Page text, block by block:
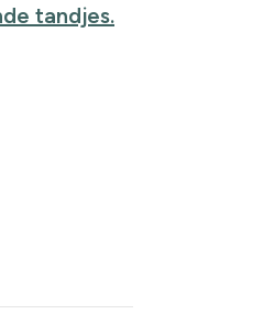
tandjes.